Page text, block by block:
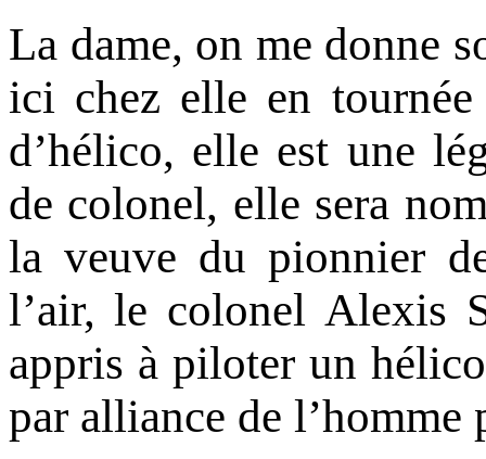
La dame, on me donne
ici chez elle en
d’hélico, elle est une
de colonel, elle sera
la veuve du pionnier
l’air, le colonel Alexis
appris à piloter un
par alliance de